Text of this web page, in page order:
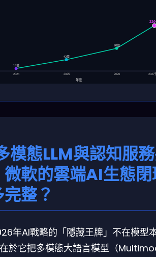
年度
2024 2025 2026 2027
18億
42億
90億
模態LLM與認知服
微軟的雲端AI生態
整？
年AI戰略的「隱藏王牌」不在模型
於它把多模態大語言模型（